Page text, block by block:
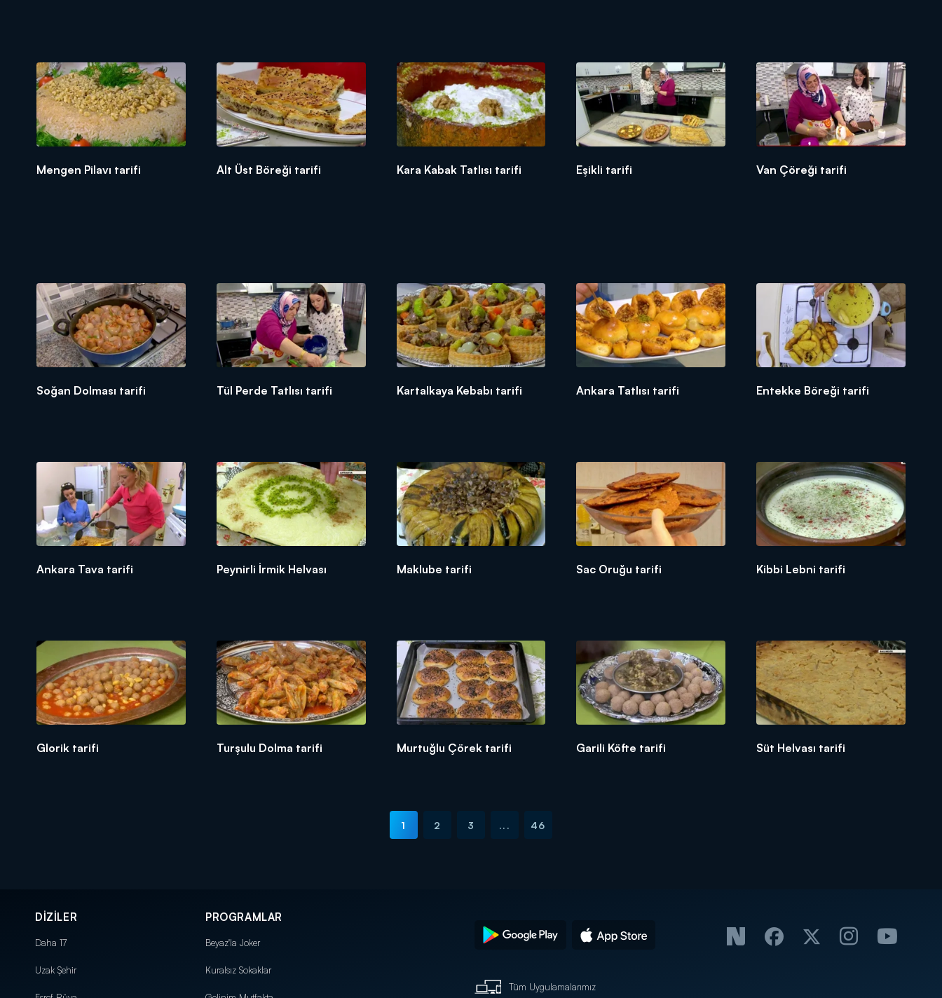
Mengen Pilavı tarifi Alt Üst Böreği tarifi Kara Kabak Tatlısı tarifi Eşikli tarifi Van Çöreği tarifi
Soğan Dolması tarifi Tül Perde Tatlısı tarifi Kartalkaya Kebabı tarifi Ankara Tatlısı tarifi Entekke Böreği tarifi
Ankara Tava tarifi Peynirli İrmik Helvası Maklube tarifi Sac Oruğu tarifi Kibbi Lebni tarifi
Glorik tarifi Turşulu Dolma tarifi Murtuğlu Çörek tarifi Garili Köfte tarifi Süt Helvası tarifi
1 2 3 ... 46
DİZİLER
Daha 17
Uzak Şehir
PROGRAMLAR
Beyaz'la Joker
Kuralsız Sokaklar
Tüm Uygulamalarımız